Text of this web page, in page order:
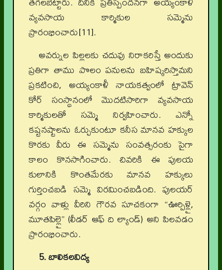
వ్యవసాయ కార్మికుల సమ్మెను
ప్రారంభించారు[11].
అవర్నుల పిల్లలకు చదువు నిరాకరిస్తే అందుకు
ప్రతిగా తాము పొలం పనులను బహిష్కరిస్తామని
ప్రకటించి, అయ్యంకాళీ నాయకత్వంలో ట్రావెన్
కోర్ సంస్థానంలో మొదటిసారిగా వ్యవసాయ
కార్మికులతో సమ్మె నిర్వహించారు. ఎన్నో
కష్టనష్టాలను ఓర్చుకుంటూ కనీస మానవ హక్కుల
కొరకు వీరు ఈ సమ్మెను సంవత్సరంకు పైగా
కాలం కొనసాగించారు. చివరికి ఈ పులయ
కులానికి కొంతమేరకు మానవ హక్కులు
గుర్తించబడి సమ్మె విరమించబడింది. పులయర్
వర్గం వాళ్లు వీరిని గౌరవ సూచకంగా “ఊర్పిళ్లై,
మూతపిల్లై” (లీడర్ ఆఫ్ ది ల్యాండ్) అని పిలవడం
ప్రారంభించారు.
5. బాలికలవిద్య